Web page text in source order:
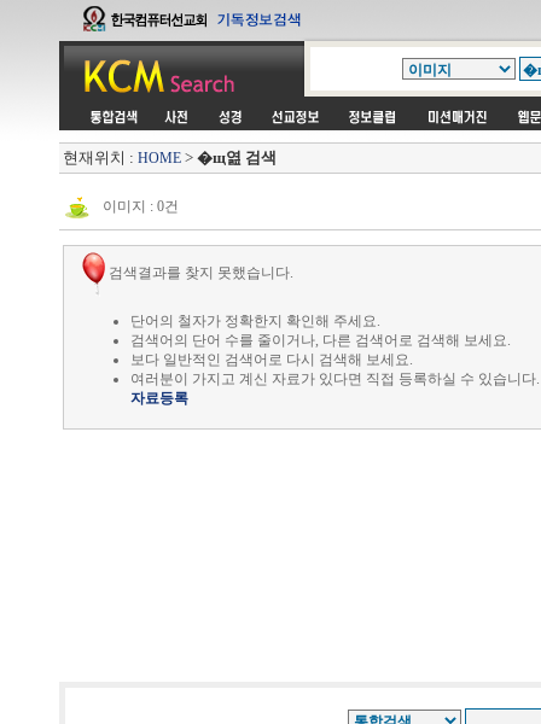
현재위치 : HOME > �щ엺 검색
이미지 : 0건
검색결과를 찾지 못했습니다.
단어의 철자가 정확한지 확인해 주세요.
검색어의 단어 수를 줄이거나, 다른 검색어로 검색해 보세요.
보다 일반적인 검색어로 다시 검색해 보세요.
여러분이 가지고 계신 자료가 있다면 직접 등록하실 수 있습니다.
자료등록